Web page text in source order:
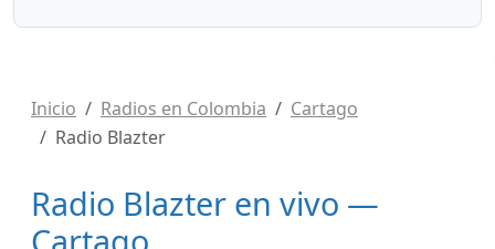
Inicio Radios en Colombia
Cartago
Radio Blazter
Radio Blazter en vivo —